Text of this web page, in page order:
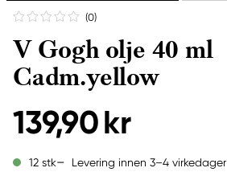
(0)
V Gogh olje 40 ml
Cadm.yellow
139,90 kr
12 stk Levering innen 3–4 virkedager